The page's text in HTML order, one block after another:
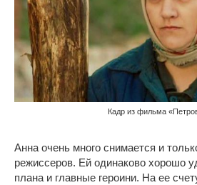
Кадр из фильма
Анна очень много снимается и
режиссеров. Ей одинаково хорошо
плана и главные героини. На ее